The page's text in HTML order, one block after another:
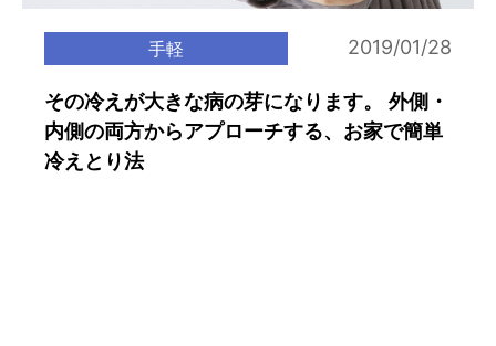
手軽 2019/01/28
その冷えが大きな病の芽になります。 外側・
内側の両方からアプローチする、お家で簡単
冷えとり法